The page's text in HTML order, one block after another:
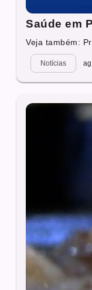
Saúde em
Veja também:
Notícias